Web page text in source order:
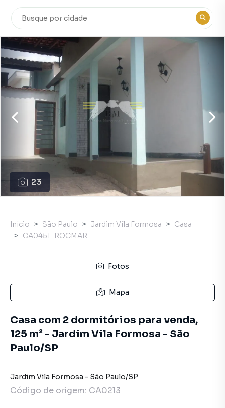
23
Início São Paulo Jardim Vila Formosa
Casa
CA0451_ROCMAR
Fotos
Mapa
Casa com 2 dormitórios para venda,
125 m² - Jardim Vila Formosa - São
Paulo/SP
Jardim Vila Formosa - São Paulo/SP
Código de origem: CA0213